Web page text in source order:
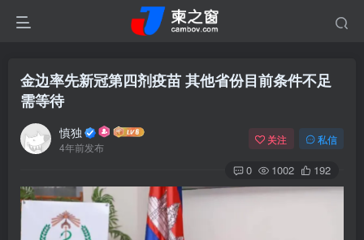
金边率先新冠第四剂疫苗 其他省份目前条件不足
需等待
慎独
4年前发布
关注 私信
0 1002 192